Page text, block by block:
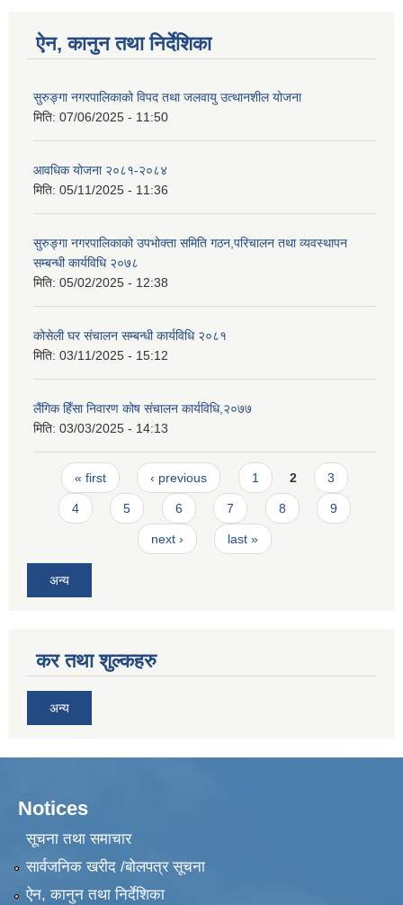
ऐन, कानुन तथा निर्देशिका
सुरुङ्गा नगरपालिकाको विपद तथा जलवायु उत्थानशील योजना
मिति: 07/06/2025 - 11:50
आवधिक योजना २०८१-२०८४
मिति: 05/11/2025 - 11:36
सुरुङ्गा नगरपालिकाको उपभोक्ता समिति गठन,परिचालन तथा व्यवस्थापन
सम्बन्धी कार्यविधि २०७८
मिति: 05/02/2025 - 12:38
कोसेली घर संचालन सम्बन्धी कार्यविधि २०८१
मिति: 03/11/2025 - 15:12
लैंगिक हिँसा निवारण कोष संचालन कार्यविधि,२०७७
मिति: 03/03/2025 - 14:13
Pages
« first ‹ previous 1 2 3
4 5 6 7 8 9
next › last »
अन्य
कर तथा शुल्कहरु
अन्य
Notices
सूचना तथा समाचार
सार्वजनिक खरीद /बोलपत्र सूचना
ऐन, कानुन तथा निर्देशिका